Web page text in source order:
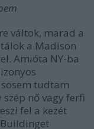
váltok, marad a
a Madison
Amióta NY-ba
tudtam
nő vagy ferfi
fel a kezét